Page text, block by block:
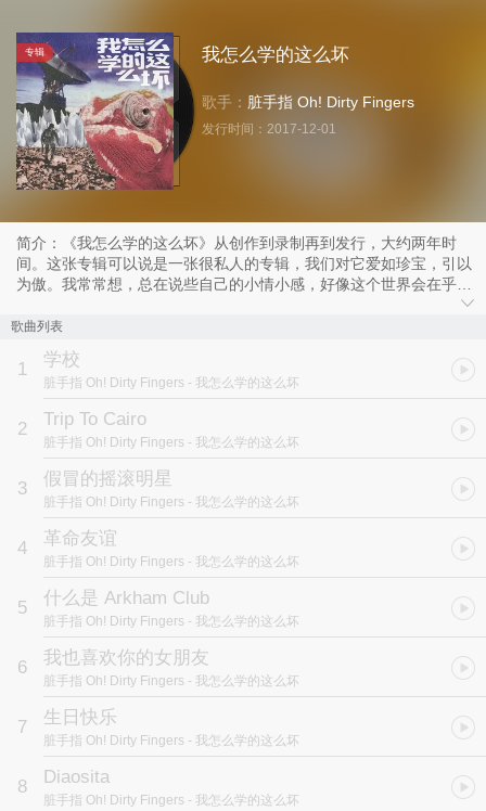
专辑 我怎么学的这么坏
歌手： 脏手指 Oh! Dirty Fingers
发行时间： 2017-12-01
简介：《我怎么学的这么坏》从创作到录制再到发行，大约两年时
间。这张专辑可以说是一张很私人的专辑，我们对它爱如珍宝，引以
为傲。我常常想，总在说些自己的小情小感，好像这个世界会在乎似
专辑。我对此十分庆幸，就像《学校》这首歌里写的“把我的作文擦
掉擦掉，把我的青春写进课本”，我深知脏手指乐队，和我们所喜爱
些。我庆幸的是这张专辑没有陷入完美主义的泥藻，它是纯粹的天分
的体现。
——吞云吐雾聚乐部
歌曲列表
1 学校
脏手指 Oh! Dirty Fingers - 我怎么学的这么坏
2 Trip To Cairo
脏手指 Oh! Dirty Fingers - 我怎么学的这么坏
3 假冒的摇滚明星
脏手指 Oh! Dirty Fingers - 我怎么学的这么坏
4 革命友谊
脏手指 Oh! Dirty Fingers - 我怎么学的这么坏
5 什么是 Arkham Club
脏手指 Oh! Dirty Fingers - 我怎么学的这么坏
6 我也喜欢你的女朋友
脏手指 Oh! Dirty Fingers - 我怎么学的这么坏
7 生日快乐
脏手指 Oh! Dirty Fingers - 我怎么学的这么坏
8 Diaosita
脏手指 Oh! Dirty Fingers - 我怎么学的这么坏